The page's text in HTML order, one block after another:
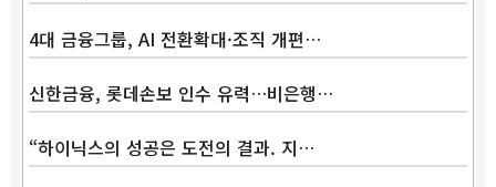
4대 금융그룹, AI 전환확대·조직 개편…
신한금융, 롯데손보 인수 유력…비은행…
“하이닉스의 성공은 도전의 결과. 지…